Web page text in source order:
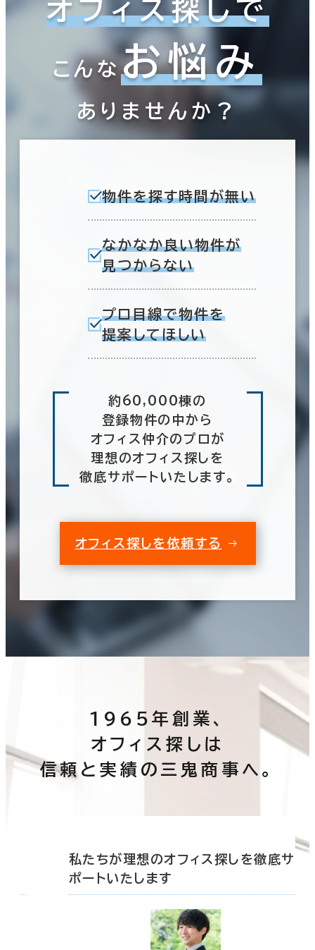
オフィス探しで
こんなお悩み
ありませんか？
物件を探す時間が無い
なかなか良い物件が
見つからない
プロ目線で物件を
提案してほしい
約60,000棟の
登録物件の中から
オフィス仲介のプロが
理想のオフィス探しを
徹底サポートいたします。
オフィス探しを依頼する
1965年創業、
オフィス探しは
信頼と実績の三鬼商事へ。
私たちが理想のオフィス探しを徹底サ
ポートいたします